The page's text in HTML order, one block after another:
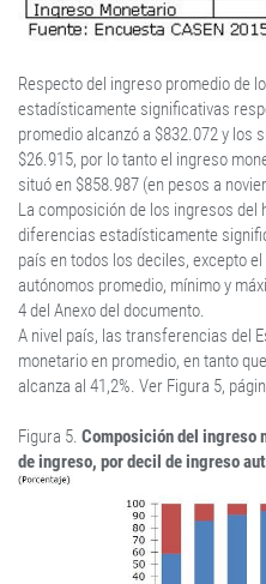
Respecto del ingreso promedio de
estadísticamente significativas
promedio alcanzó a $832.072 y los
$26.915, por lo tanto el ingreso
situó en $858.987 (en pesos a
La composición de los ingresos del
diferencias estadísticamente
país en todos los deciles, excepto
autónomos promedio, mínimo y
4 del Anexo del documento.
A nivel país, las transferencias del
monetario en promedio, en tanto
alcanza al 41,2%. Ver Figura 5,
Figura 5. Composición del ingreso
de ingreso, por decil de ingreso